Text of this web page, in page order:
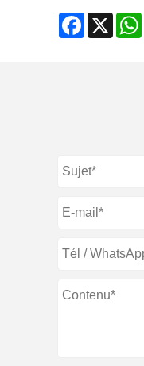
Facebook
X